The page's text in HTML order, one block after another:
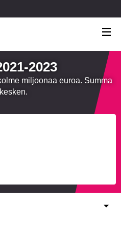
2023
miljoonaa euroa. Summa